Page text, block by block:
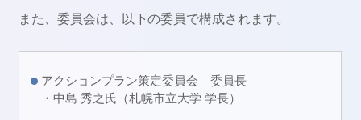
また、委員会は、以下の委員で構成されます。
アクションプラン策定委員会 委員長
・中島 秀之氏（札幌市立大学 学長）